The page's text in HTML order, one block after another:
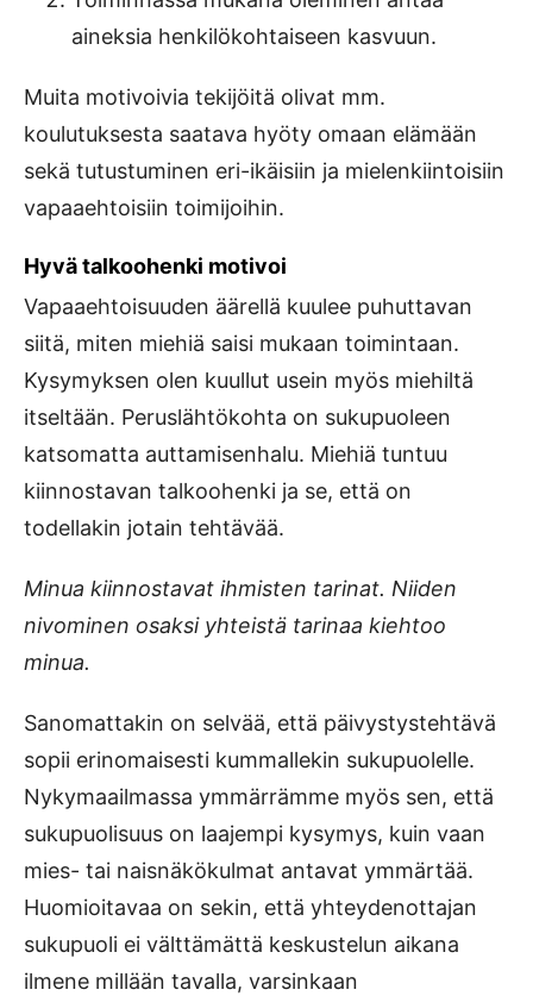
aineksia henkilökohtaiseen kasvuun.
Muita motivoivia tekijöitä olivat mm.
koulutuksesta saatava hyöty omaan elämään
sekä tutustuminen eri-ikäisiin ja mielenkiintoisiin
vapaaehtoisiin toimijoihin.
Hyvä talkoohenki motivoi
Vapaaehtoisuuden äärellä kuulee puhuttavan
siitä, miten miehiä saisi mukaan toimintaan.
Kysymyksen olen kuullut usein myös miehiltä
itseltään. Peruslähtökohta on sukupuoleen
katsomatta auttamisenhalu. Miehiä tuntuu
kiinnostavan talkoohenki ja se, että on
todellakin jotain tehtävää.
Minua kiinnostavat ihmisten tarinat. Niiden
nivominen osaksi yhteistä tarinaa kiehtoo
minua.
Sanomattakin on selvää, että päivystystehtävä
sopii erinomaisesti kummallekin sukupuolelle.
Nykymaailmassa ymmärrämme myös sen, että
sukupuolisuus on laajempi kysymys, kuin vaan
mies- tai naisnäkökulmat antavat ymmärtää.
Huomioitavaa on sekin, että yhteydenottajan
sukupuoli ei välttämättä keskustelun aikana
ilmene millään tavalla, varsinkaan